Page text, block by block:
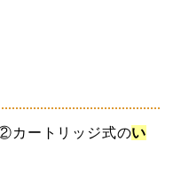
カートリッジ式のい